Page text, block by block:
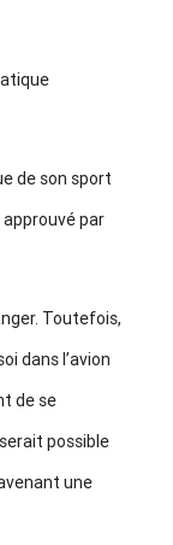
de son sport
par
Toutefois,
dans l’avion
de se
possible
une